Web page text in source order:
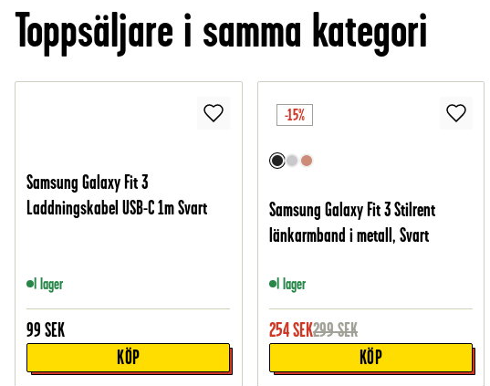
Toppsäljare i samma kategori
Samsung Galaxy Fit 3
Laddningskabel USB-C 1m Svart
I lager
99 SEK
KÖP
-15%
Samsung Galaxy Fit 3 Stilrent
länkarmband i metall, Svart
I lager
254SEK299SEK
KÖP